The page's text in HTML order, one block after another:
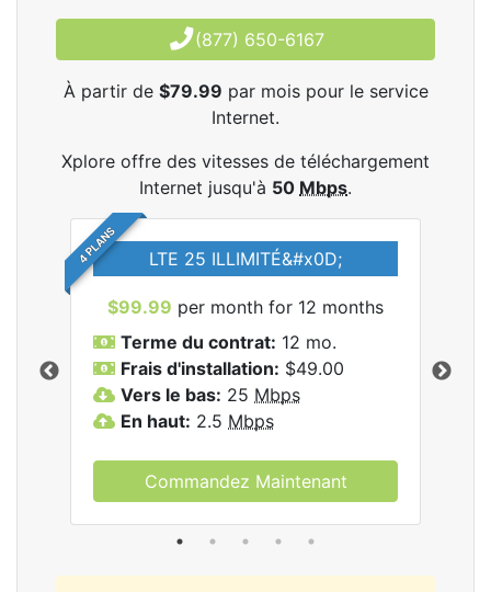
(877) 650-6167
À partir de $79.99 par mois pour le service
Internet.
Xplore offre des vitesses de téléchargement
Internet jusqu'à 50 Mbps.
4 PLANS LTE 25 ILLIMITÉ&#x0D;
$99.99 per month for 12 months
Terme du contrat: 12 mo.
Frais d'installation: $49.00
Vers le bas: 25 Mbps
En haut: 2.5 Mbps
Commandez Maintenant